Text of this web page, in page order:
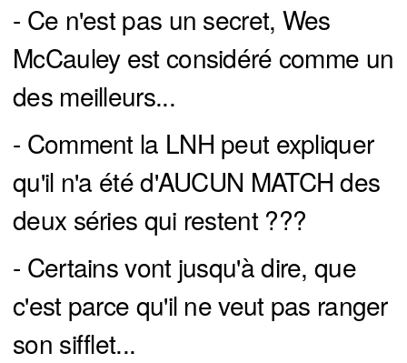
- Ce n'est pas un secret, Wes
McCauley est considéré comme un
des meilleurs...
- Comment la LNH peut expliquer
qu'il n'a été d'AUCUN MATCH des
deux séries qui restent ???
- Certains vont jusqu'à dire, que
c'est parce qu'il ne veut pas ranger
son sifflet...